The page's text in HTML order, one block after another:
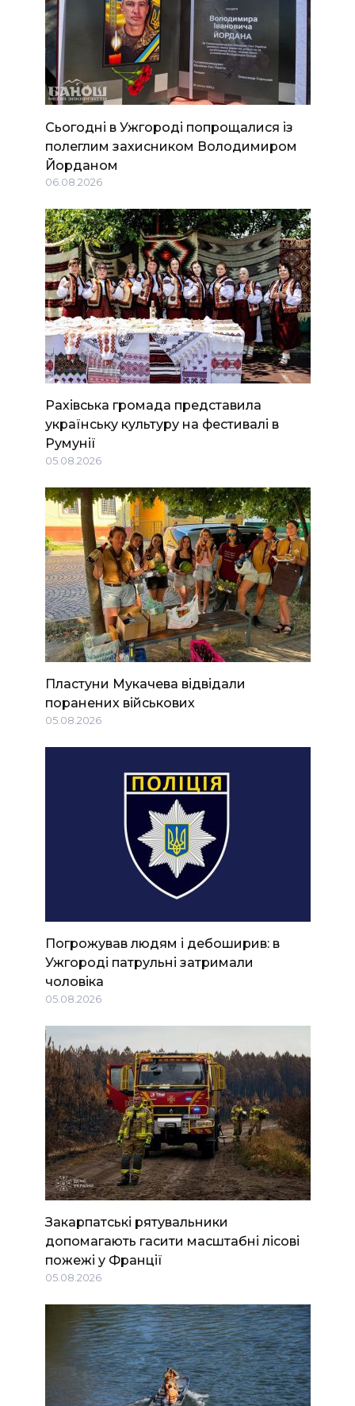
Сьогодні в Ужгороді попрощалися із
полеглим захисником Володимиром
Йорданом
06.08.2026
Рахівська громада представила
українську культуру на фестивалі в
Румунії
05.08.2026
Пластуни Мукачева відвідали
поранених військових
05.08.2026
Погрожував людям і дебоширив: в
Ужгороді патрульні затримали
чоловіка
05.08.2026
Закарпатські рятувальники
допомагають гасити масштабні лісові
пожежі у Франції
05.08.2026